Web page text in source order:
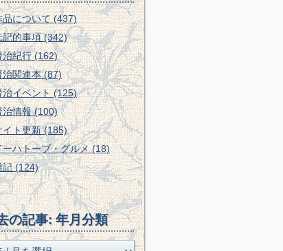
品について (437)
記的事項 (342)
治紀行 (162)
治関連本 (87)
治イベント (125)
治情報 (100)
イト更新 (185)
ーハトーブ・グルメ (18)
記 (124)
の記事: 年月分類